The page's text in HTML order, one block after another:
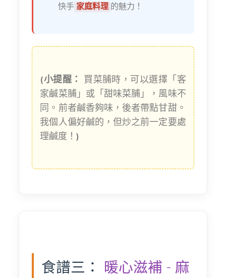
快手 家庭料理 的魅力！
(小提醒：
買菜脯時，可以選擇「客
家鹹菜脯」或「甜味菜脯」，風味不
同。前者鹹香夠味，後者帶點甘甜。
我個人偏好鹹的，但炒之前一定要處
理鹹度！)
食譜三： 暖心滋補 - 麻